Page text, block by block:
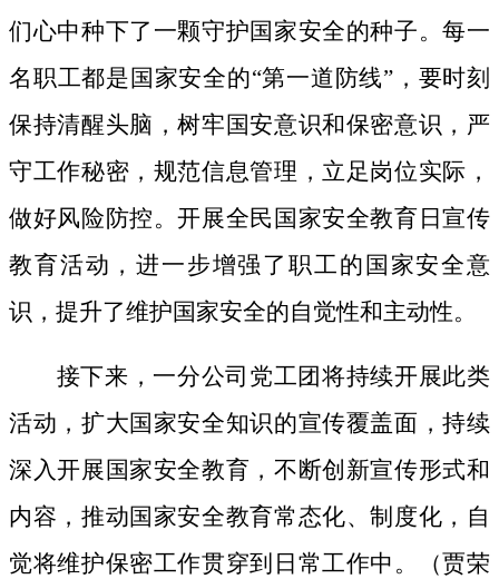
们心中种下了一颗守护国家安全的种子。每一
名职工都是国家安全的“第一道防线”，要时刻
保持清醒头脑，树牢国安意识和保密意识，严
守工作秘密，规范信息管理，立足岗位实际，
做好风险防控。开展全民国家安全教育日宣传
教育活动，进一步增强了职工的国家安全意
识，提升了维护国家安全的自觉性和主动性。
接下来，一分公司党工团将持续开展此类
活动，扩大国家安全知识的宣传覆盖面，持续
深入开展国家安全教育，不断创新宣传形式和
内容，推动国家安全教育常态化、制度化，自
觉将维护保密工作贯穿到日常工作中。（贾荣